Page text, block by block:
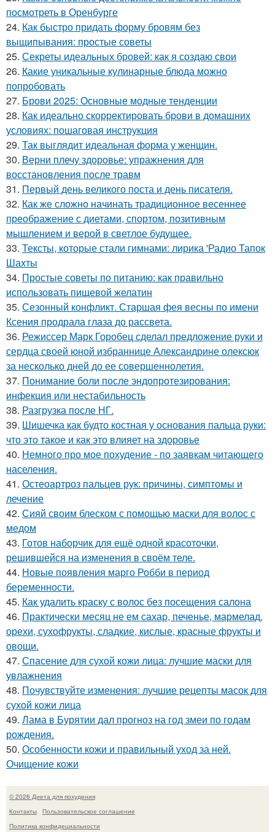
посмотреть в Оренбурге
24. Как быстро придать форму бровям без
выщипывания: простые советы
25. Секреты идеальных бровей: как я создаю свои
26. Какие уникальные кулинарные блюда можно
попробовать
27. Брови 2025: Основные модные тенденции
28. Как идеально скорректировать брови в домашних
условиях: пошаговая инструкция
29. Так выглядит идеальная форма у женщин.
30. Верни плечу здоровье: упражнения для
восстановления после травм
31. Первый день великого поста и день писателя.
32. Как же сложно начинать традиционное весеннее
преображение с диетами, спортом, позитивным
мышлением и верой в светлое будущее.
33. Тексты, которые стали гимнами: лирика 'Радио Тапок
Шахты
34. Простые советы по питанию: как правильно
использовать пищевой желатин
35. Сезонный конфликт. Старшая фея весны по имени
Ксения продрала глаза до рассвета.
36. Режиссер Марк Горобец сделал предложение руки и
сердца своей юной избраннице Александрине олексюк
за несколько дней до ее совершеннолетия.
37. Понимание боли после эндопротезирования:
инфекция или нестабильность
38. Разгрузка после НГ.
39. Шишечка как будто костная у основания пальца руки:
что это такое и как это влияет на здоровье
40. Немного про мое похудение - по заявкам читающего
населения.
41. Остеоартроз пальцев рук: причины, симптомы и
лечение
42. Сияй своим блеском с помощью маски для волос с
медом
43. Готов наборчик для ещё одной красоточки,
решившейся на изменения в своём теле.
44. Новые появления марго Робби в период
беременности.
45. Как удалить краску с волос без посещения салона
46. Практически месяц не ем сахар, печенье, мармелад,
орехи, сухофрукты, сладкие, кислые, красные фрукты и
овощи.
47. Спасение для сухой кожи лица: лучшие маски для
увлажнения
48. Почувствуйте изменения: лучшие рецепты масок для
сухой кожи лица
49. Лама в Бурятии дал прогноз на год змеи по годам
рождения.
50. Особенности кожи и правильный уход за ней.
Очищение кожи
© 2026 Диета для похудения
Контакты
Пользовательское соглашение
Политика конфидециальности